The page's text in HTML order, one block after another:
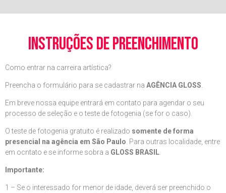
instruções de preenchimento
Como entrar na carreira artística?
Preencha o formulário para se cadastrar na AGÊNCIA GLOSS
Em breve nossa equipe entrará em contato para agendar o seu
processo de seleção e o teste de fotogenia (se for o caso).
O teste de fotogenia gratuito é realizado somente de forma
presencial na agência em São Paulo . Para outras localidade, entre
em ocntato e se informe sobra a GLOSS BRASIL
Importante:
1 – Se o interessado for menor de idade, deverá ser preenchido o